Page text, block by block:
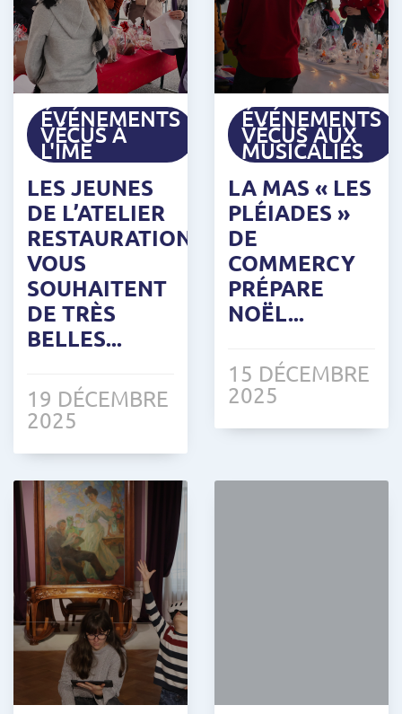
ÉVÉNEMENTS
VÉCUS À
L'IME
LES JEUNES
DE L’ATELIER
RESTAURATION
VOUS
SOUHAITENT
DE TRÈS
BELLES...
19 DÉCEMBRE
2025
ÉVÉNEMENTS
VÉCUS AUX
MUSICALIES
LA MAS « LES
PLÉIADES »
DE
COMMERCY
PRÉPARE
NOËL...
15 DÉCEMBRE
2025